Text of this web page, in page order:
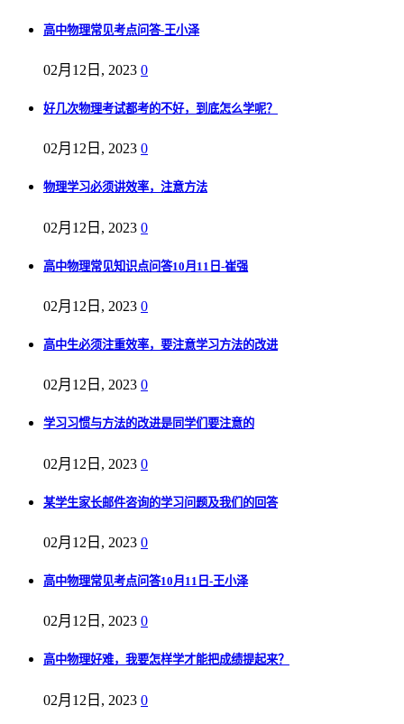
高中物理常见考点问答-王小泽
02月12日, 2023 0
好几次物理考试都考的不好，到底怎么学呢？
02月12日, 2023 0
物理学习必须讲效率，注意方法
02月12日, 2023 0
高中物理常见知识点问答10月11日-崔强
02月12日, 2023 0
高中生必须注重效率，要注意学习方法的改进
02月12日, 2023 0
学习习惯与方法的改进是同学们要注意的
02月12日, 2023 0
某学生家长邮件咨询的学习问题及我们的回答
02月12日, 2023 0
高中物理常见考点问答10月11日-王小泽
02月12日, 2023 0
高中物理好难，我要怎样学才能把成绩提起来？
02月12日, 2023 0